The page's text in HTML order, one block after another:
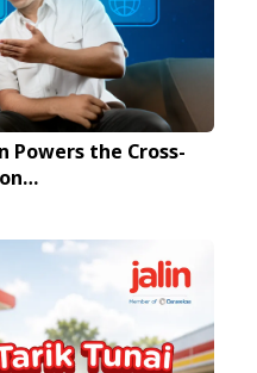
Powers the Cross-